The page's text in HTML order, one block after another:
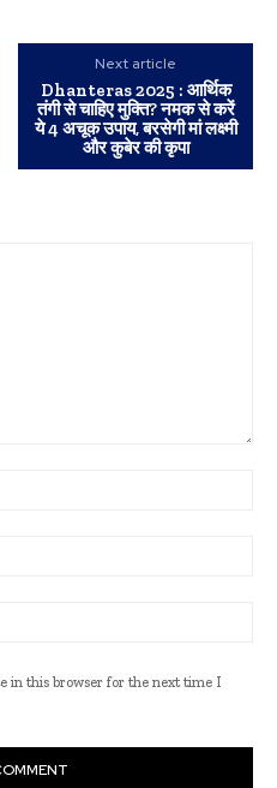
Next article
Dhanteras 2025 : आर्थिक
तंगी से चाहिए मुक्ति? नमक से करें
ये 4 अचूक उपाय, बरसेगी मां लक्ष्मी
और कुबेर की कृपा
in this browser for the next time I